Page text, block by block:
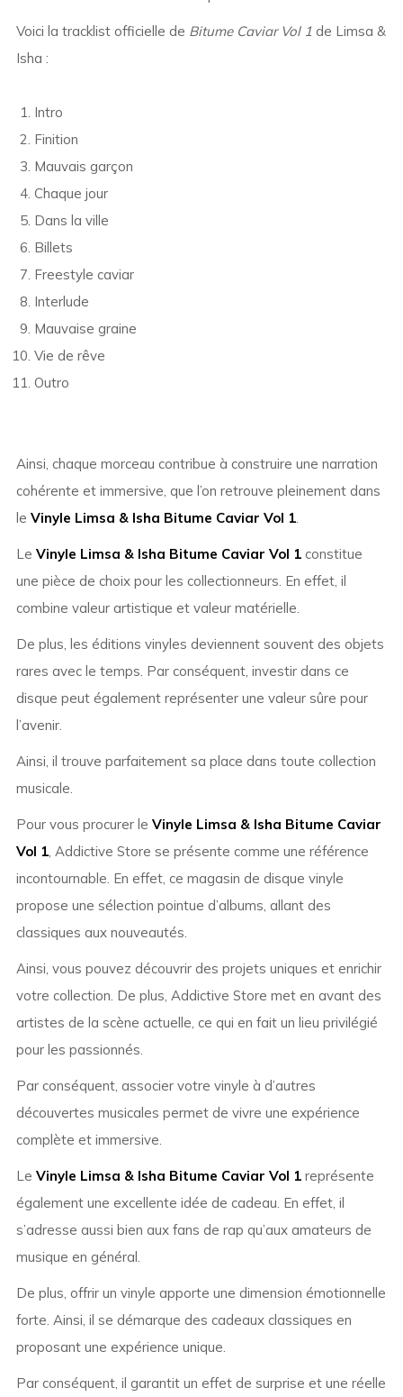
Voici la tracklist officielle de Bitume Caviar Vol 1 de Limsa &
Isha :
Intro
Finition
Mauvais garçon
Chaque jour
Dans la ville
Billets
Freestyle caviar
Interlude
Mauvaise graine
Vie de rêve
Outro
Ainsi, chaque morceau contribue à construire une narration
cohérente et immersive, que l’on retrouve pleinement dans
le Vinyle Limsa & Isha Bitume Caviar Vol 1.
Le Vinyle Limsa & Isha Bitume Caviar Vol 1constitue
une pièce de choix pour les collectionneurs. En effet, il
combine valeur artistique et valeur matérielle.
De plus, les éditions vinyles deviennent souvent des objets
rares avec le temps. Par conséquent, investir dans ce
disque peut également représenter une valeur sûre pour
l’avenir.
Ainsi, il trouve parfaitement sa place dans toute collection
musicale.
Pour vous procurer le Vinyle Limsa & Isha Bitume Caviar
Vol 1, Addictive Store se présente comme une référence
incontournable. En effet, ce magasin de disque vinyle
propose une sélection pointue d’albums, allant des
classiques aux nouveautés.
Ainsi, vous pouvez découvrir des projets uniques et enrichir
votre collection. De plus, Addictive Store met en avant des
artistes de la scène actuelle, ce qui en fait un lieu privilégié
pour les passionnés.
Par conséquent, associer votre vinyle à d’autres
découvertes musicales permet de vivre une expérience
complète et immersive.
Le Vinyle Limsa & Isha Bitume Caviar Vol 1représente
également une excellente idée de cadeau. En effet, il
s’adresse aussi bien aux fans de rap qu’aux amateurs de
musique en général.
De plus, offrir un vinyle apporte une dimension émotionnelle
forte. Ainsi, il se démarque des cadeaux classiques en
proposant une expérience unique.
Par conséquent, il garantit un effet de surprise et une réelle